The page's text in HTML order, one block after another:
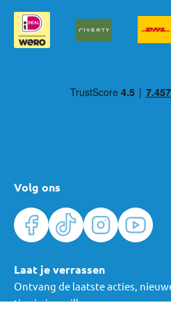
model. Sommige baby
geboorte.
Dit zijn vaak meegroei
newborn set of ligstand. Je baby
begin bij jullie aan tafel, zonder
Gebruik een kinderstoel vanaf de
De meeste kinderstoelen zijn
maanden, rond deze leeftijd kan
zitten. Dat betekent dat je kindje
zonder om te vallen en voldoende
Dit is belangrijk, omdat een
vraagt. Ook is dit vaak het moment
hapjes. Je baby kan dan stabiel
Volg ons
Laat je verrassen
Ontvang de laatste acties,
tips in je mailbox.